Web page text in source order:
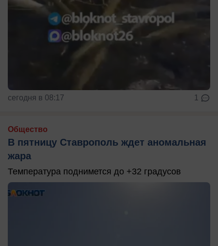
сегодня в 08:17 1
Общество
В пятницу Ставрополь ждет аномальная
жара
Температура поднимется до +32 градусов